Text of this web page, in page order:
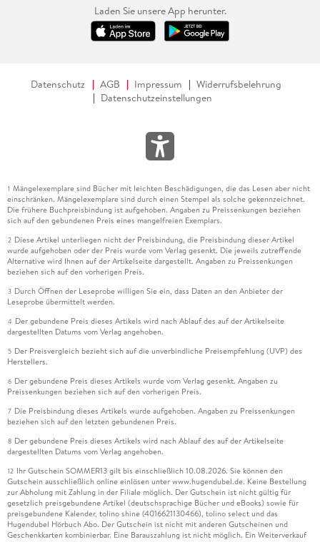
Laden Sie unsere App herunter.
Datenschutz AGB Impressum
Widerrufsbelehrung
Datenschutzeinstellungen
1 Mängelexemplare sind Bücher mit leichten Beschädigungen, die das Lesen aber nicht
einschränken. Mängelexemplare sind durch einen Stempel als solche gekennzeichnet.
Die frühere Buchpreisbindung ist aufgehoben. Angaben zu Preissenkungen beziehen
sich auf den gebundenen Preis eines mangelfreien Exemplars.
2 Diese Artikel unterliegen nicht der Preisbindung, die Preisbindung dieser Artikel
wurde aufgehoben oder der Preis wurde vom Verlag gesenkt. Die jeweils zutreffende
Alternative wird Ihnen auf der Artikelseite dargestellt. Angaben zu Preissenkungen
beziehen sich auf den vorherigen Preis.
3 Durch Öffnen der Leseprobe willigen Sie ein, dass Daten an den Anbieter der
Leseprobe übermittelt werden.
4 Der gebundene Preis dieses Artikels wird nach Ablauf des auf der Artikelseite
dargestellten Datums vom Verlag angehoben.
5 Der Preisvergleich bezieht sich auf die unverbindliche Preisempfehlung (UVP) des
Herstellers.
6 Der gebundene Preis dieses Artikels wurde vom Verlag gesenkt. Angaben zu
Preissenkungen beziehen sich auf den vorherigen Preis.
7 Die Preisbindung dieses Artikels wurde aufgehoben. Angaben zu Preissenkungen
beziehen sich auf den letzten gebundenen Preis.
8 Der gebundene Preis dieses Artikels wird nach Ablauf des auf der Artikelseite
dargestellten Datums vom Verlag angehoben.
12 Ihr Gutschein SOMMER13 gilt bis einschließlich 10.08.2026. Sie können den
Gutschein ausschließlich online einlösen unter www.hugendubel.de. Keine Bestellung
zur Abholung mit Zahlung in der Filiale möglich. Der Gutschein ist nicht gültig für
gesetzlich preisgebundene Artikel (deutschsprachige Bücher und eBooks) sowie für
preisgebundene Kalender, tolino shine (4016621130466), tolino select und das
Hugendubel Hörbuch Abo. Der Gutschein ist nicht mit anderen Gutscheinen und
Geschenkkarten kombinierbar. Eine Barauszahlung ist nicht möglich. Ein Weiterverkauf